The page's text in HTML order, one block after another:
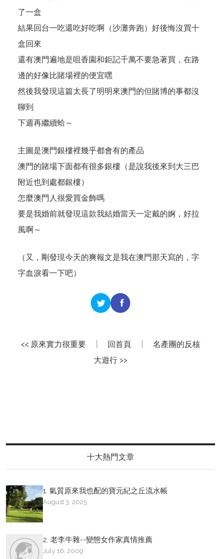
了一盒
結果回台一吃還吃好吃啊（沙灘奔跑）好後悔沒買十
盒回來
還有澳門遍地是咀香園和鉅記千萬不要急著買，在路
邊的好像比賭場裡的便宜嘿
然後我發現這篇太長了明明來澳門的但賭博的事都沒
聊到
下週再繼續蛤～
主圖是澳門銀樓裡幾乎都會有的產品
澳門的賭場下面都有很多銀樓（是說我後來到大三巴
附近也到處都銀樓）
怎麼澳門人很愛買金飾嗎
要是我婚前就發現這款我結婚當天一定戴的婀，好拉
風啊～
（又，剛發現今天的爽報文是我在澳門那天寫的，字
字血淚看一下吧）
<< 原來實力很重要 回首頁
名產團的反核
大遊行 >>
十大熱門文章
1. 氣質原來我也配的寶元紀之丘流水帳
August 3, 2025
2. 老李牛雜--變態女作家真情推薦
July 16, 2009